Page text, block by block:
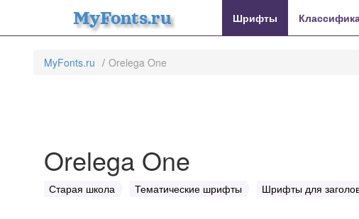
MyFonts.ru Шрифты
MyFonts.ru Orelega One
Orelega One
Старая школа Тематические шрифты Шрифты для